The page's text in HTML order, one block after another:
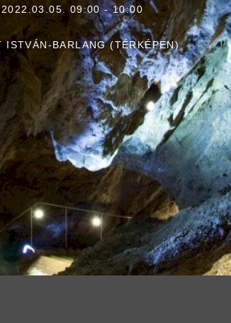
2022.03.05. 09:00 - 10:00
ISTVÁN-BARLANG (TÉRKÉPEN)